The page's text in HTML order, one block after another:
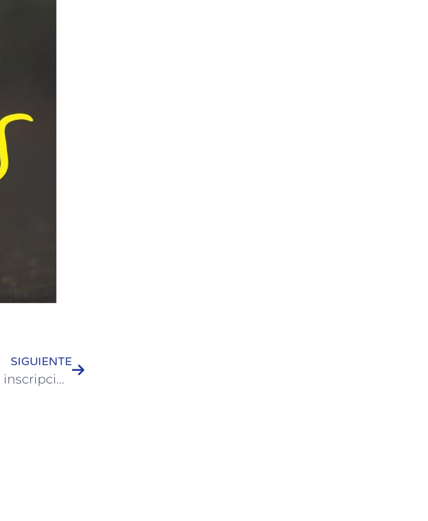
SIGUIENTE
Oficios del Futuro: Se abre la inscripción a cursos gratuitos